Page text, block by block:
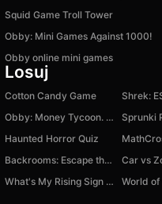
Squid Game Troll Tower
Obby: Mini Games Against 1000!
Obby online mini games
Losuj
Cotton Candy Game
Obby: Money Tycoon. Tower to the Sky!
Sprunki
Haunted Horror Quiz
Backrooms: Escape the Yellow Rooms
Car vs
What's My Rising Sign Quiz
World of